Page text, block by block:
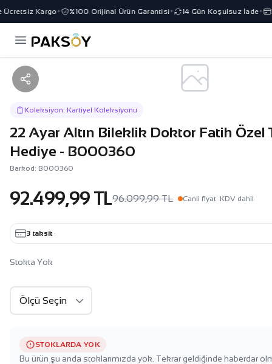
Kargo✦ %100 Orijinal Ürün Garantisi ✦ 14 Gün Koşulsuz İade✦ 3
Koleksiyon: Kartiyel Koleksiyonu
22 Ayar Altın Bileklik Doktor Fatih Özel
Hediye - B000360
Barkod: B000360
92.499,99 TL96.099,99 TL Canli fiyat· KDV dahil
3 taksit ·
Stokta Yok
STOKLARDA YOK
Bu ürün şu anda stoklarımızda yok. Tekrar geldiğinde haberdar